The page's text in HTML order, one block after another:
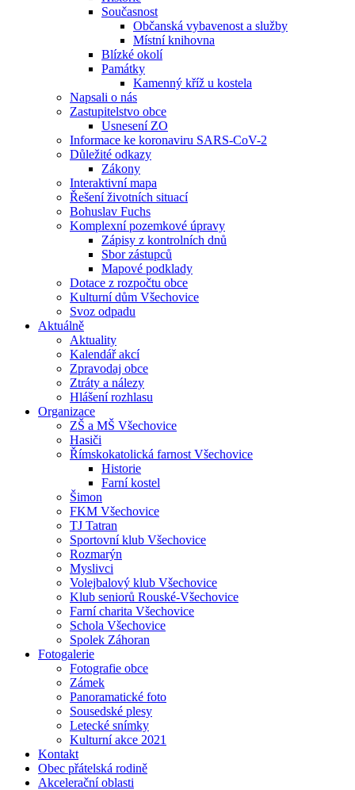
Současnost
Občanská vybavenost a služby
Místní knihovna
Blízké okolí
Památky
Kamenný kříž u kostela
Napsali o nás
Zastupitelstvo obce
Usnesení ZO
Informace ke koronaviru SARS-CoV-2
Důležité odkazy
Zákony
Interaktivní mapa
Řešení životních situací
Bohuslav Fuchs
Komplexní pozemkové úpravy
Zápisy z kontrolních dnů
Sbor zástupců
Mapové podklady
Dotace z rozpočtu obce
Kulturní dům Všechovice
Svoz odpadu
Aktuálně
Aktuality
Kalendář akcí
Zpravodaj obce
Ztráty a nálezy
Hlášení rozhlasu
Organizace
ZŠ a MŠ Všechovice
Hasiči
Římskokatolická farnost Všechovice
Historie
Farní kostel
Šimon
FKM Všechovice
TJ Tatran
Sportovní klub Všechovice
Rozmarýn
Myslivci
Volejbalový klub Všechovice
Klub seniorů Rouské-Všechovice
Farní charita Všechovice
Schola Všechovice
Spolek Záhoran
Fotogalerie
Fotografie obce
Zámek
Panoramatické foto
Sousedské plesy
Letecké snímky
Kulturní akce 2021
Kontakt
Obec přátelská rodině
Akcelerační oblasti